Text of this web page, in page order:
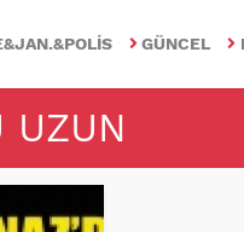
GÜNCEL
UZUN